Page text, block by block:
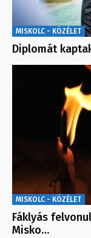
MISKOLC - KÖZÉLET
Diplomát
MISKOLC - KÖZÉLET
Fáklyás
Misko…